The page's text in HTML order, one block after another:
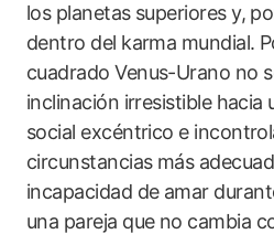
los planetas superiores y,
dentro del karma mundial.
cuadrado Venus-Urano no
inclinación irresistible
social excéntrico e
circunstancias más
incapacidad de amar
una pareja que no cambia